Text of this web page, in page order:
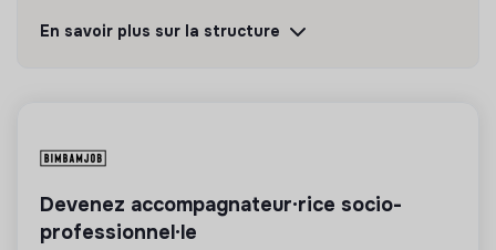
Découvrir Suivre
des produits ou proposer des services éco-
responsables alignés avec les besoins de la
transformation écologique et solidaire.
En savoir plus sur la structure
Devenez accompagnateur·rice socio-
professionnel·le